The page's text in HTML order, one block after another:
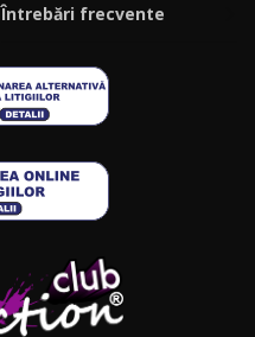
Întrebări frecvente